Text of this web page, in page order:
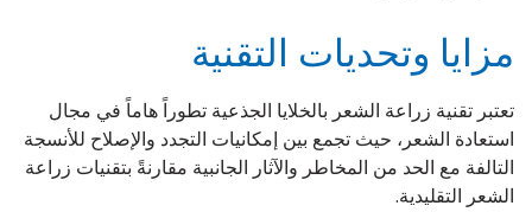
مزايا وتحديات التقنية
تعتبر تقنية زراعة الشعر بالخلايا الجذعية تطوراً هاماً في مجال
استعادة الشعر، حيث تجمع بين إمكانيات التجدد والإصلاح للأنسجة
التالفة مع الحد من المخاطر والآثار الجانبية مقارنةً بتقنيات زراعة
الشعر التقليدية.